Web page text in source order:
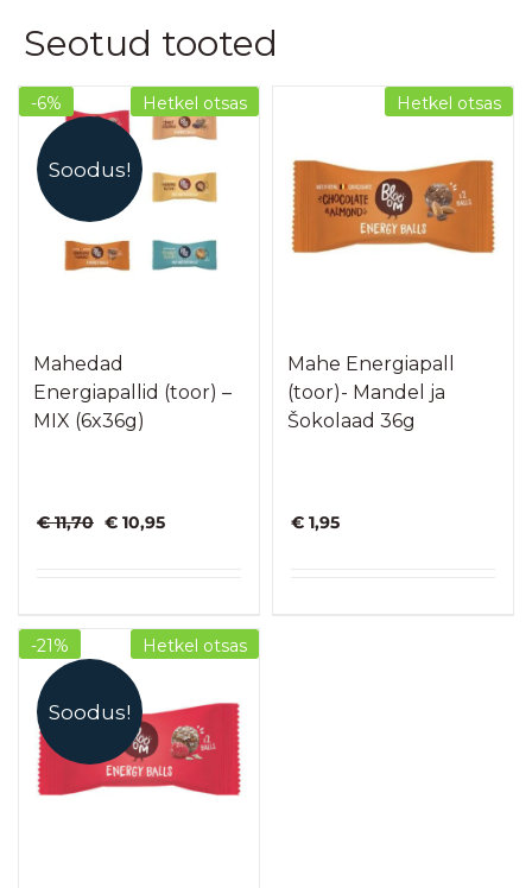
Seotud tooted
Soodus!
Hetkel otsas
-6%
Mahedad
Energiapallid (toor) –
MIX (6x36g)
€11,70 Algne
€ 10,95Praegune
Hetkel otsas
Mahe Energiapall
(toor)- Mandel ja
Šokolaad 36g
€ 1,95
Soodus!
Hetkel otsas
-21%